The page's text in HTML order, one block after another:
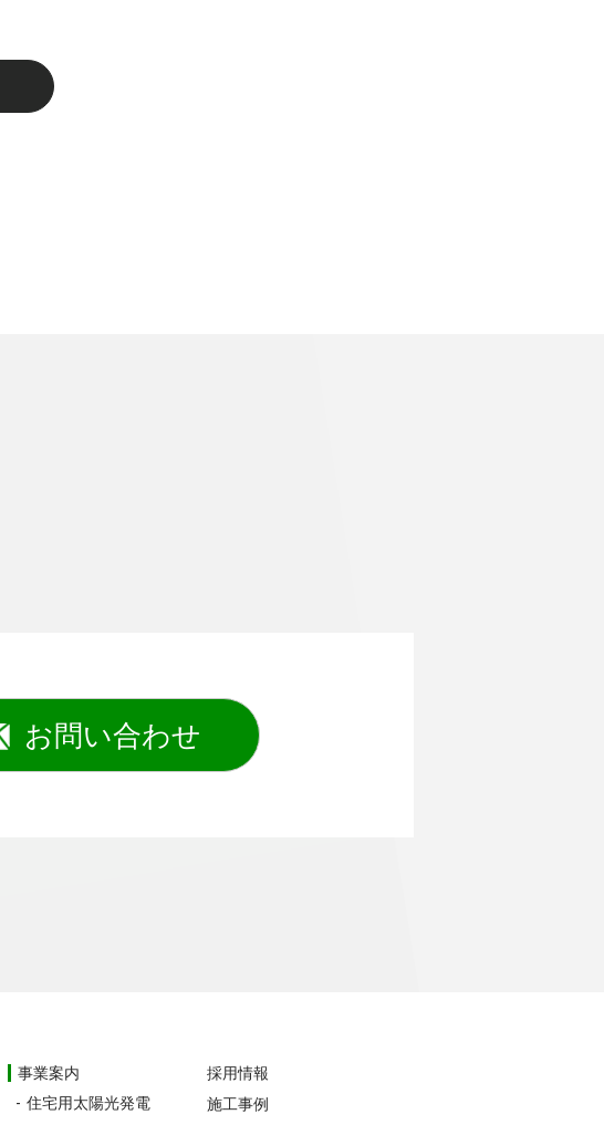
お問い合わせ
事業案内
住宅用太陽光発電
採用情報
施工事例